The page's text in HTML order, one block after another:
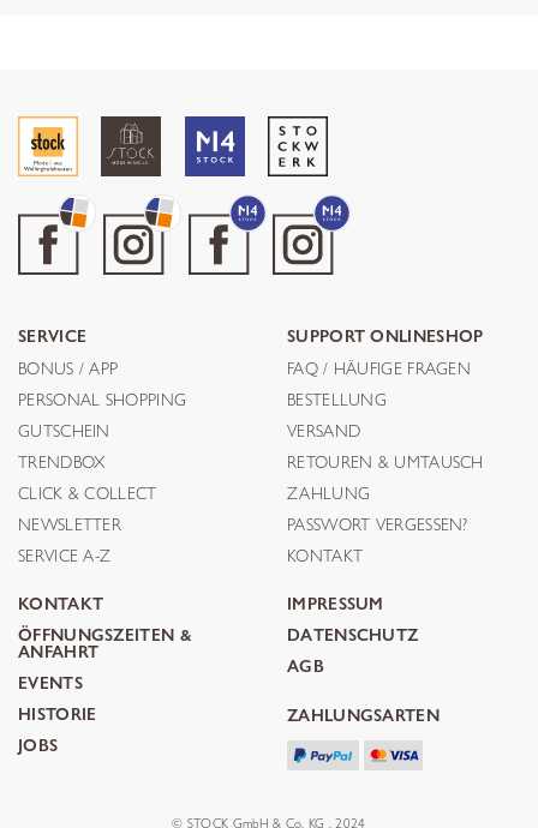
SERVICE
BONUS / APP
PERSONAL SHOPPING
GUTSCHEIN
TRENDBOX
CLICK & COLLECT
NEWSLETTER
SERVICE A-Z
SUPPORT ONLINESHOP
FAQ / HÄUFIGE FRAGEN
BESTELLUNG
VERSAND
RETOUREN & UMTAUSCH
ZAHLUNG
PASSWORT VERGESSEN?
KONTAKT
KONTAKT
ÖFFNUNGSZEITEN &
ANFAHRT
EVENTS
HISTORIE
JOBS
IMPRESSUM
DATENSCHUTZ
AGB
ZAHLUNGSARTEN
© STOCK GmbH & Co. KG . 2024